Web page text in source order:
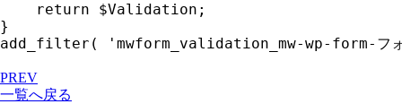
    return $Validation;
}
add_filter( 'mwform_validation_mw-wp-form-
PREV
一覧へ戻る